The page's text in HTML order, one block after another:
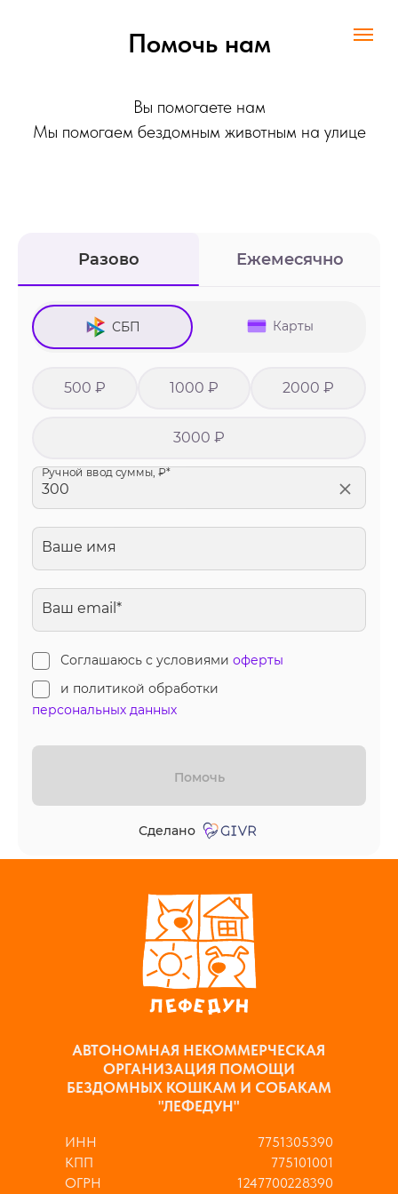
Помочь нам
Вы помогаете нам
Мы помогаем бездомным животным на улице
АВТОНОМНАЯ НЕКОММЕРЧЕСКАЯ
ОРГАНИЗАЦИЯ ПОМОЩИ
БЕЗДОМНЫХ КОШКАМ И СОБАКАМ
"ЛЕФЕДУН"
ИНН
КПП
ОГРН
7751305390
775101001
1247700228390